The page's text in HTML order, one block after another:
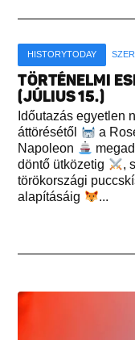
HISTORYTODAY
TÖRTÉNELMI
(JÚLIUS 15.)
Időutazás egyetlen
áttörésétől
a
Napoleon
döntő ütközetig
,
törökországi
alapításáig
...